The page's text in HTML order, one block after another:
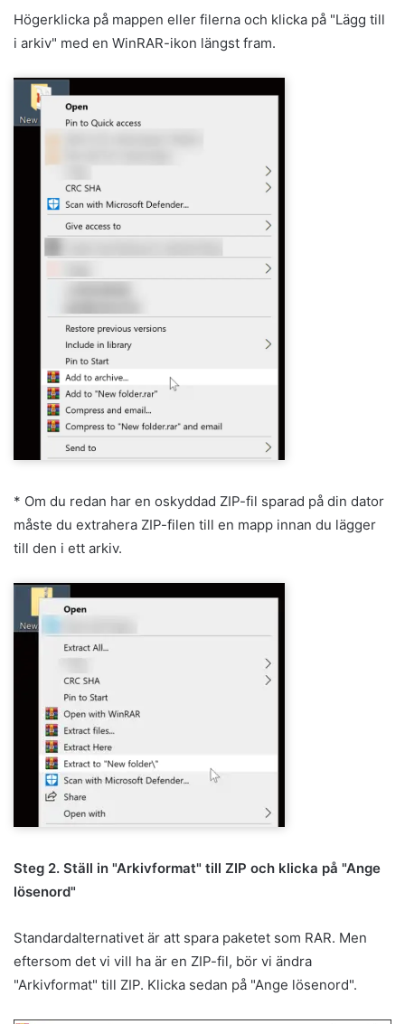
Högerklicka på mappen eller filerna och klicka på "Lägg till
i arkiv" med en WinRAR-ikon längst fram.
* Om du redan har en oskyddad ZIP-fil sparad på din dator
måste du extrahera ZIP-filen till en mapp innan du lägger
till den i ett arkiv.
Steg 2. Ställ in "Arkivformat" till ZIP och klicka på "Ange
lösenord"
Standardalternativet är att spara paketet som RAR. Men
eftersom det vi vill ha är en ZIP-fil, bör vi ändra
"Arkivformat" till ZIP. Klicka sedan på "Ange lösenord".